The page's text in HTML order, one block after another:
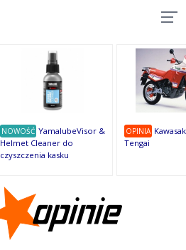
NOWOŚĆ YamalubeVisor &
Helmet Cleaner do
czyszczenia kasku
OPINIA
Tengai